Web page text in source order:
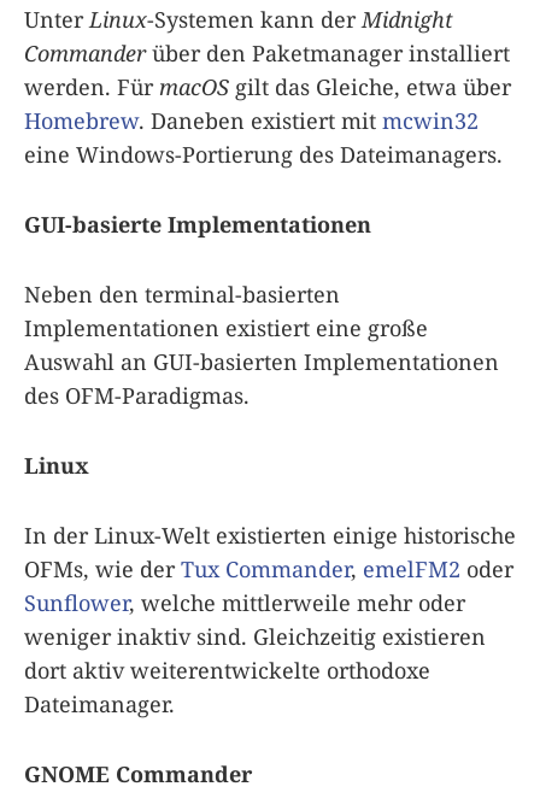
UnterLinux-Systemen kann derMidnight
Commanderüber den Paketmanager installiert
werden. Für macOS gilt das Gleiche, etwa über
Homebrew. Daneben existiert mit mcwin32
eine Windows-Portierung des Dateimanagers.
GUI-basierte Implementationen
Neben den terminal-basierten
Implementationen existiert eine große
Auswahl an GUI-basierten Implementationen
des OFM-Paradigmas.
Linux
In der Linux-Welt existierten einige historische
OFMs, wie derTux Commander, emelFM2 oder
Sunflower, welche mittlerweile mehr oder
weniger inaktiv sind. Gleichzeitig existieren
dort aktiv weiterentwickelte orthodoxe
Dateimanager.
GNOME Commander